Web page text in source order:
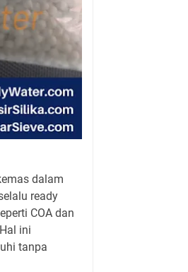
dalam
ready
COA dan
ini
tanpa